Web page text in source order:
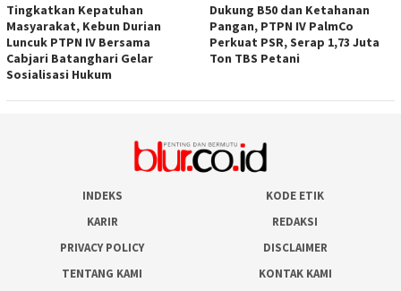
Tingkatkan Kepatuhan
Masyarakat, Kebun Durian
Luncuk PTPN IV Bersama
Cabjari Batanghari Gelar
Sosialisasi Hukum
Dukung B50 dan Ketahanan
Pangan, PTPN IV PalmCo
Perkuat PSR, Serap 1,73 Juta
Ton TBS Petani
INDEKS
KODE ETIK
KARIR
REDAKSI
PRIVACY POLICY
DISCLAIMER
TENTANG KAMI
KONTAK KAMI